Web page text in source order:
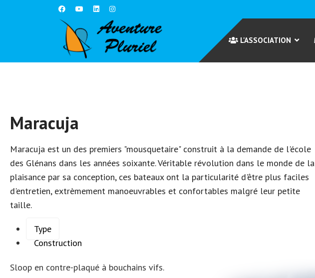
L'ASSOCIATION
Maracuja
Maracuja est un des premiers "mousquetaire" construit à la demande de l'école
des Glénans dans les années soixante. Véritable révolution dans le monde de la
plaisance par sa conception, ces bateaux ont la particularité d'être plus faciles
d'entretien, extrèmement manoeuvrables et confortables malgré leur petite
taille.
Type
Construction
Sloop en contre-plaqué à bouchains vifs.